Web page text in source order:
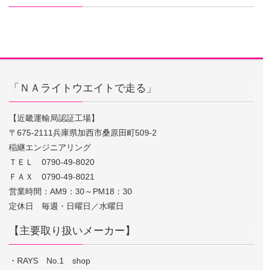
「ＮＡライトウエイトで走る」
【近畿運輸局認証工場】
〒675-2111兵庫県加西市桑原田町509-2
稲継エンジニアリング
ＴＥＬ 0790-49-8020
ＦＡＸ 0790-49-8021
営業時間：AM9：30～PM18：30
定休日 毎週・日曜日／水曜日
【主要取り扱いメーカー】
・RAYS No.1 shop